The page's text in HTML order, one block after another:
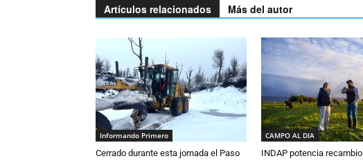
Artículos relacionados Más del autor
Informando Primero
Cerrado durante esta jornada el Paso
CAMPO AL DIA
INDAP potencia recambio